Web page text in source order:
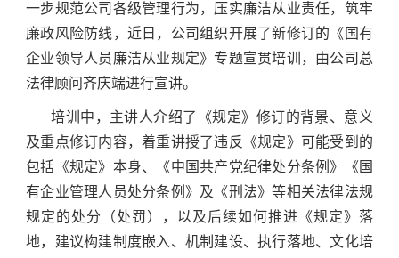
一步规范公司各级管理行为，压实廉洁从业责任，筑牢
廉政风险防线，近日，公司组织开展了新修订的《国有
企业领导人员廉洁从业规定》专题宣贯培训，由公司总
法律顾问齐庆端进行宣讲。
培训中，主讲人介绍了《规定》修订的背景、意义
及重点修订内容，着重讲授了违反《规定》可能受到的
包括《规定》本身、《中国共产党纪律处分条例》《国
有企业管理人员处分条例》及《刑法》等相关法律法规
规定的处分（处罚），以及后续如何推进《规定》落
地，建议构建制度嵌入、机制建设、执行落地、文化培